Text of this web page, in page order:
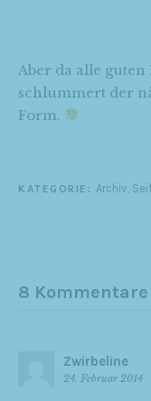
Aber da alle
schlummert der
Form.
KATEGORIE: Archiv
8 Kommentare
Zwirbeline
24. Februar 2014